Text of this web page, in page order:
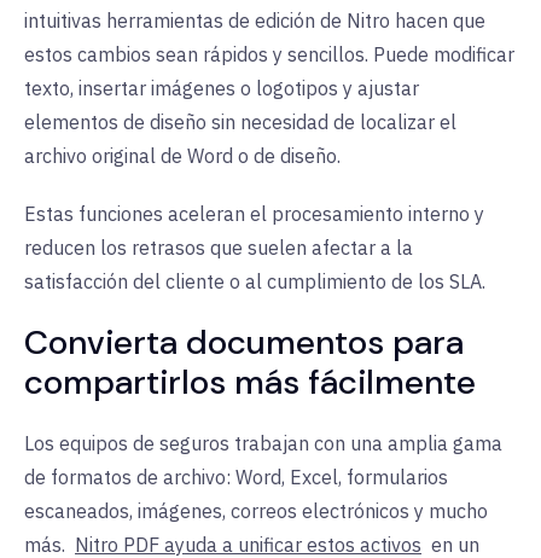
intuitivas herramientas de edición de Nitro hacen que
estos cambios sean rápidos y sencillos. Puede modificar
texto, insertar imágenes o logotipos y ajustar
elementos de diseño sin necesidad de localizar el
archivo original de Word o de diseño.
Estas funciones aceleran el procesamiento interno y
reducen los retrasos que suelen afectar a la
satisfacción del cliente o al cumplimiento de los SLA.
Convierta documentos para
compartirlos más fácilmente
Los equipos de seguros trabajan con una amplia gama
de formatos de archivo: Word, Excel, formularios
escaneados, imágenes, correos electrónicos y mucho
más. Nitro PDF ayuda a unificar estos activos en un